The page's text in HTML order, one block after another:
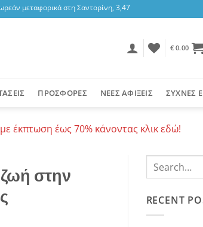
μεταφορικά στη Σαντορίνη, 3,47 ευρώ στην υπόλοιπη
€0.00
ΠΡΟΣΦΟΡΕΣ ΝΕΕΣ ΑΦΙΞΕΙΣ ΣΥΧΝΕΣ
έκπτωση έως 70% κάνοντας κλικ εδώ!
στην
RECENT